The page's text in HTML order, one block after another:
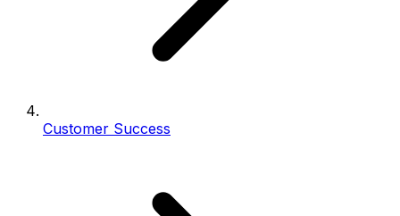
Customer Success